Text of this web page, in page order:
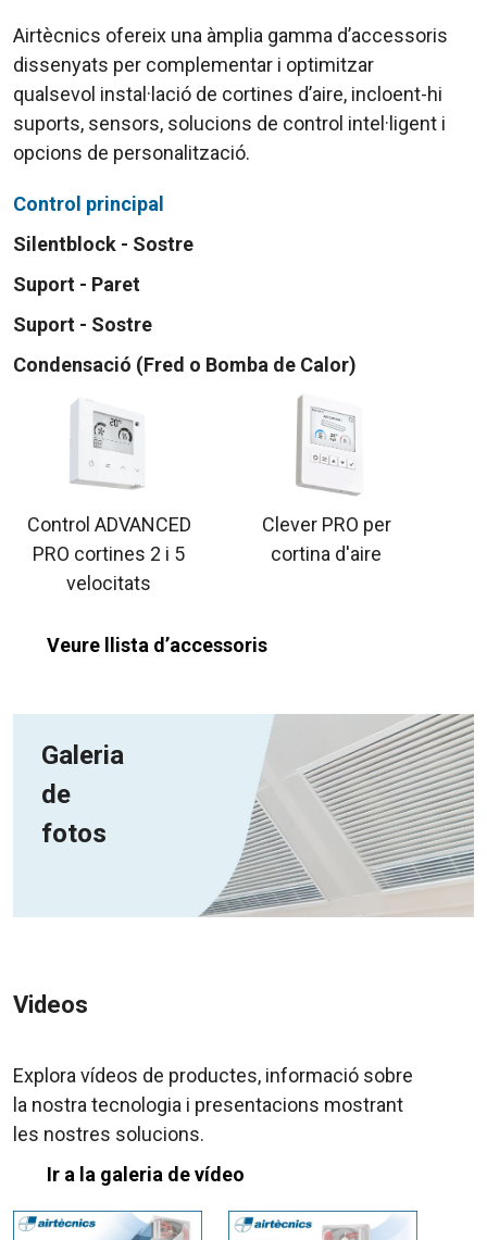
Airtècnics ofereix una àmplia gamma d’accessoris
dissenyats per complementar i optimitzar
qualsevol instal·lació de cortines d’aire, incloent-hi
suports, sensors, solucions de control intel·ligent i
opcions de personalització.
Control principal
Silentblock - Sostre
Suport - Paret
Suport - Sostre
Condensació (Fred o Bomba de Calor)
Control ADVANCED
PRO cortines 2 i 5
velocitats
Clever PRO per
cortina d'aire
Veure llista d’accessoris
Galeria
de
fotos
Videos
Explora vídeos de productes, informació sobre
la nostra tecnologia i presentacions mostrant
les nostres solucions.
Ir a la galeria de vídeo